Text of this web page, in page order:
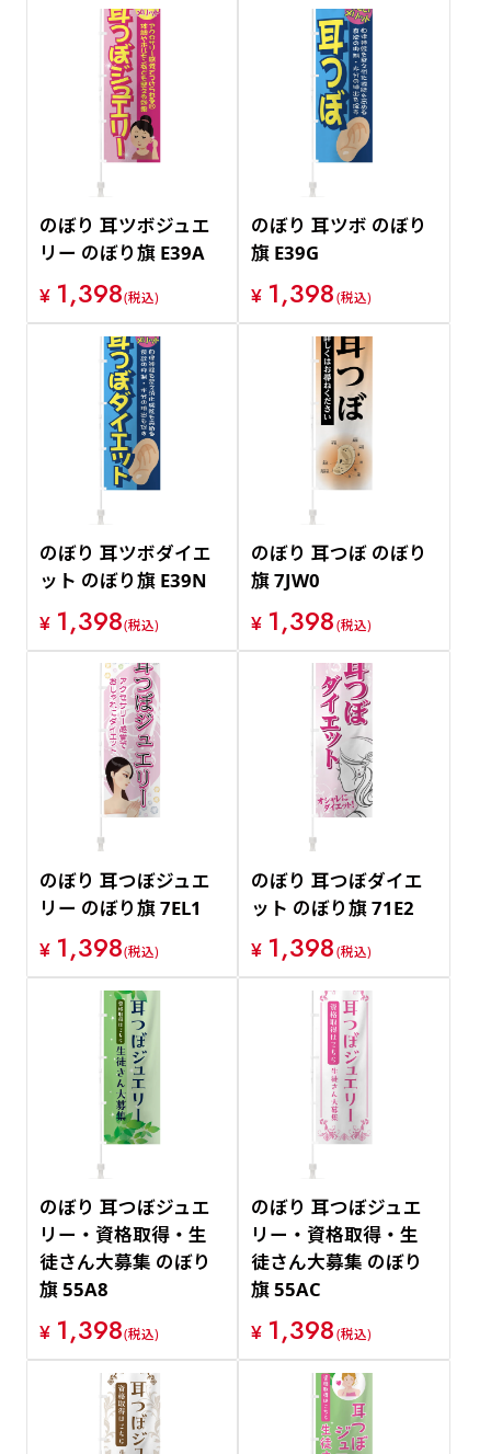
のぼり 耳ツボジュエ
リー のぼり旗 E39A
¥ 1,398(税込)
のぼり 耳ツボ のぼり
旗 E39G
¥ 1,398(税込)
のぼり 耳ツボダイエ
ット のぼり旗 E39N
¥ 1,398(税込)
のぼり 耳つぼ のぼり
旗 7JW0
¥ 1,398(税込)
のぼり 耳つぼジュエ
リー のぼり旗 7EL1
¥ 1,398(税込)
のぼり 耳つぼダイエ
ット のぼり旗 71E2
¥ 1,398(税込)
のぼり 耳つぼジュエ
リー・資格取得・生
徒さん大募集 のぼり
旗 55A8
¥ 1,398(税込)
のぼり 耳つぼジュエ
リー・資格取得・生
徒さん大募集 のぼり
旗 55AC
¥ 1,398(税込)